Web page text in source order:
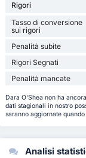
Rigori
Tasso di conversione
sui rigori
Penalità subite
Rigori Segnati
Penalità mancate
Dara O'Shea non ha
dati stagionali in nostro
saranno aggiornate
Analisi